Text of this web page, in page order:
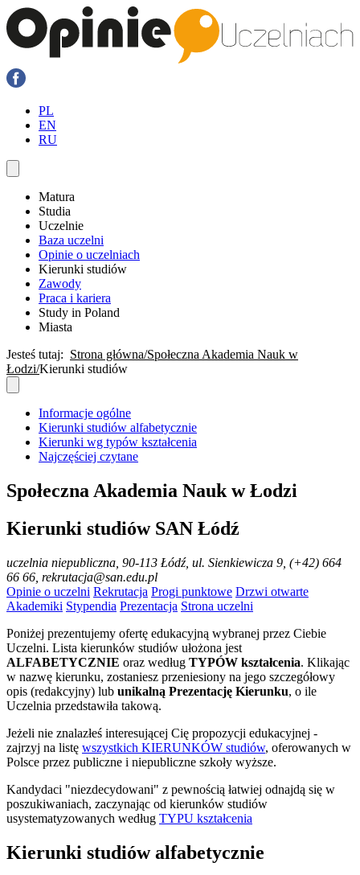
PL
EN
RU
Matura
Studia
Uczelnie
Baza uczelni
Opinie o uczelniach
Kierunki studiów
Zawody
Praca i kariera
Study in Poland
Miasta
Jesteś tutaj: Strona główna Społeczna Akademia Nauk w
Łodzi Kierunki studiów
Informacje ogólne
Kierunki studiów alfabetycznie
Kierunki wg typów kształcenia
Najczęściej czytane
Społeczna Akademia Nauk w Łodzi
Kierunki studiów SAN Łódź
uczelnia niepubliczna , 90-113 Łódź, ul. Sienkiewicza 9, (+42) 664
66 66, rekrutacja@san.edu.pl
Opinie o uczelni Rekrutacja Progi punktowe Drzwi otwarte
Akademiki Stypendia Prezentacja Strona uczelni
Poniżej prezentujemy ofertę edukacyjną wybranej przez Ciebie
Uczelni. Lista kierunków studiów ułożona jest
ALFABETYCZNIE oraz według TYPÓW kształcenia. Klikając
w nazwę kierunku, zostaniesz przeniesiony na jego szczegółowy
opis (redakcyjny) lub unikalną Prezentację Kierunku, o ile
Uczelnia przedstawiła takową.
Jeżeli nie znalazłeś interesującej Cię propozycji edukacyjnej -
zajrzyj na listę wszystkich KIERUNKÓW studiów, oferowanych w
Polsce przez publiczne i niepubliczne szkoły wyższe.
Kandydaci "niezdecydowani" z pewnością łatwiej odnajdą się w
poszukiwaniach, zaczynając od kierunków studiów
usystematyzowanych według TYPU kształcenia
Kierunki studiów alfabetycznie